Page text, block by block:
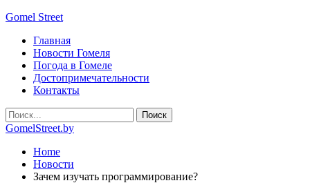
Gomel Street
Главная
Новости Гомеля
Погода в Гомеле
Достопримечательности
Контакты
GomelStreet.by
Home
Новости
Зачем изучать программирование?